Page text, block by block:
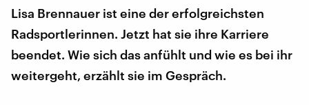
Lisa Brennauer ist eine der erfolgreichsten
Radsportlerinnen. Jetzt hat sie ihre Karriere
beendet. Wie sich das anfühlt und wie es bei ihr
weitergeht, erzählt sie im Gespräch.